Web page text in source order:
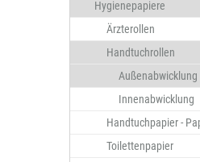
Hygienepapiere
Ärzterollen
Handtuchrollen
Außenabwicklung
Innenabwicklung
Handtuchpapier -
Toilettenpapier